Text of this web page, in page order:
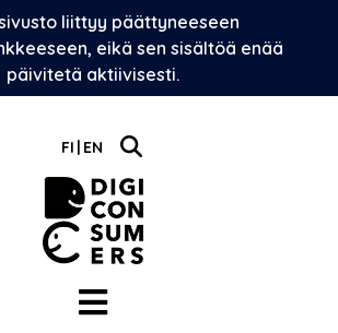
liittyy päättyneeseen
eikä sen sisältöä enää
päivitetä aktiivisesti.
FI EN